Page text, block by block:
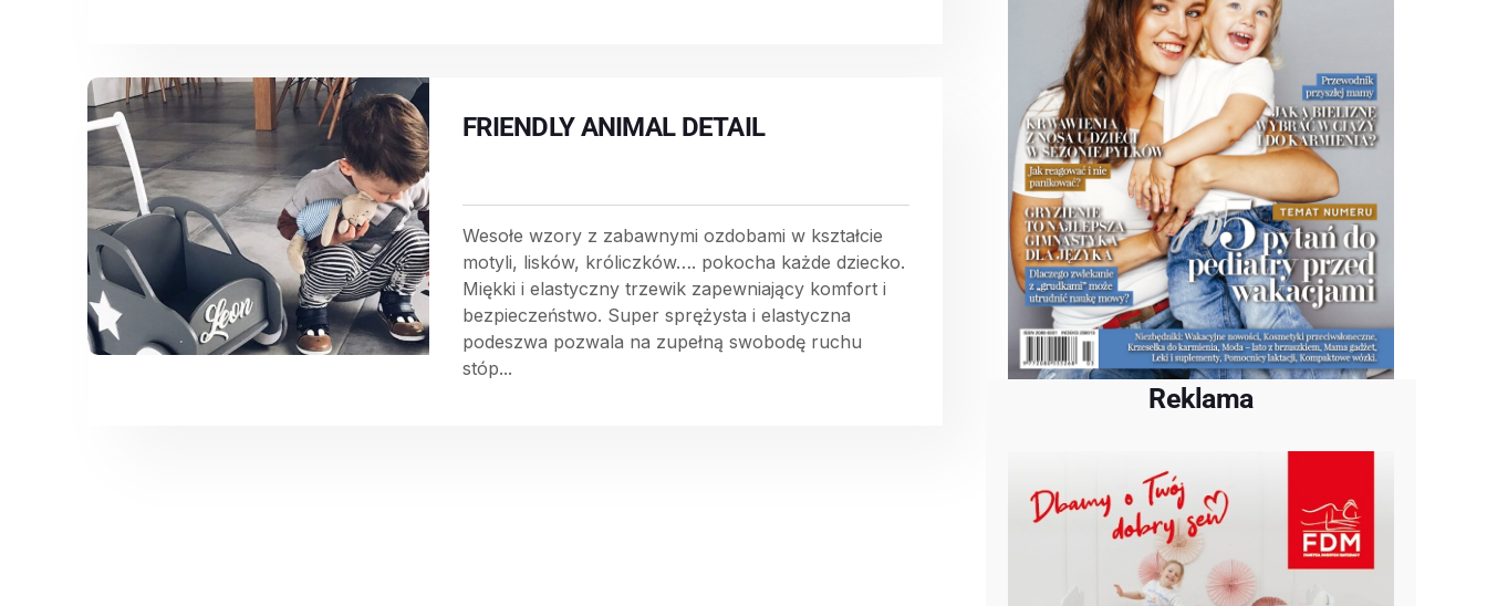
FRIENDLY ANIMAL DETAIL
Wesołe wzory z zabawnymi ozdobami w kształcie
motyli, lisków, króliczków…. pokocha każde dziecko.
Miękki i elastyczny trzewik zapewniający komfort i
bezpieczeństwo. Super sprężysta i elastyczna
podeszwa pozwala na zupełną swobodę ruchu
stóp...
Reklama